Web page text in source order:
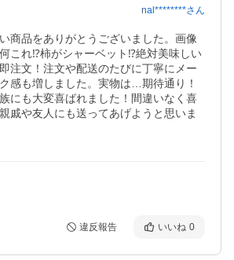
nal********さん
商品をありがとうございました。画像
これ⁉︎柿がシャーベット⁉︎絶対美味しい
注文！注文や配送のたびに丁寧にメー
感も増しました。実物は…期待通り！
にも大変喜ばれました！間違いなく喜
戚や友人にも送ってあげようと思いま
違反報告 いいね 0